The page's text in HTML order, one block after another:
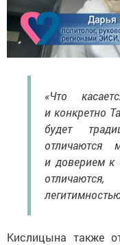
«Что
и конкретно
будет
отличаются
и доверием к
Кислицына также